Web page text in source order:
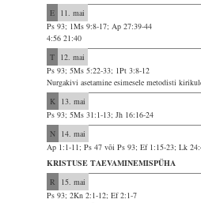
E 11. mai
Ps 93; 1Ms 9:8-17; Ap 27:39-44
4:56 21:40
T 12. mai
Ps 93; 5Ms 5:22-33; 1Pt 3:8-12
Nurgakivi asetamine esimesele metodisti
K 13. mai
Ps 93; 5Ms 31:1-13; Jh 16:16-24
N 14. mai
Ap 1:1-11; Ps 47 või Ps 93; Ef 1:15-23; Lk
KRISTUSE TAEVAMINEMISPÜHA
R
15. mai
Ps 93; 2Kn 2:1-12; Ef 2:1-7